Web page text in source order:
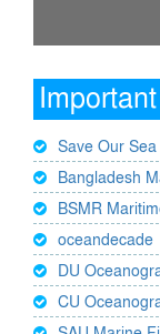
Save Our Sea
Bangladesh
BSMR
oceandecade
DU
CU